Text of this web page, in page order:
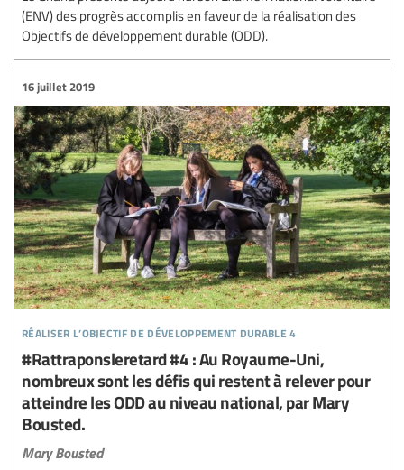
(ENV) des progrès accomplis en faveur de la réalisation des
Objectifs de développement durable (ODD).
réaliser l’objectif de développement durable 4
16 juillet 2019
#Rattraponsleretard #4 : Au Royaume-Uni,
nombreux sont les défis qui restent à relever pour
atteindre les ODD au niveau national, par Mary
Bousted.
Mary Bousted